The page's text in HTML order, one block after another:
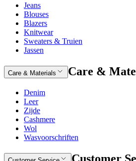
Jeans
Blouses
Blazers
Knitwear
Sweaters & Truien
Jassen
Care & Materials Care &
Denim
Leer
Zijde
Cashmere
Wol
Wasvoorschriften
Customer